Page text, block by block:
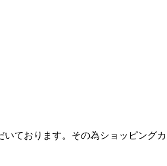
ております。その為ショッピング